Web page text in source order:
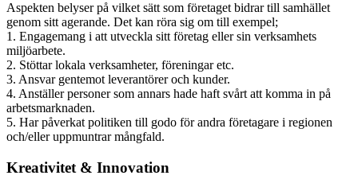
Aspekten belyser på vilket sätt som företaget bidrar till samhället
genom sitt agerande. Det kan röra sig om till exempel;
1. Engagemang i att utveckla sitt företag eller sin verksamhets
miljöarbete.
2. Stöttar lokala verksamheter, föreningar etc.
3. Ansvar gentemot leverantörer och kunder.
4. Anställer personer som annars hade haft svårt att komma in på
arbetsmarknaden.
5. Har påverkat politiken till godo för andra företagare i regionen
och/eller uppmuntrar mångfald.
Kreativitet & Innovation